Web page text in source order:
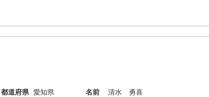
都道府県 愛知県 名前 清水 勇喜